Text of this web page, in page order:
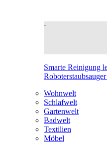
Smarte Reinigung
Wohnwelt
Schlafwelt
Gartenwelt
Badwelt
Textilien
Möbel